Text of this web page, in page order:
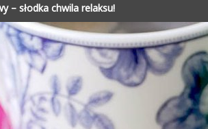
– słodka chwila relaksu!